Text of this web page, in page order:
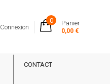
Connexion
0 Panier
0,00 €
CONTACT